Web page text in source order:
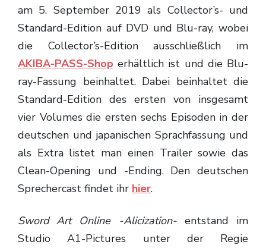
am 5. September 2019 als Collector’s- und
Standard-Edition auf DVD und Blu-ray, wobei
die Collector’s-Edition ausschließlich im
AKIBA-PASS-Shop erhältlich ist und die Blu-
ray-Fassung beinhaltet. Dabei beinhaltet die
Standard-Edition des ersten von insgesamt
vier Volumes die ersten sechs Episoden in der
deutschen und japanischen Sprachfassung und
als Extra listet man einen Trailer sowie das
Clean-Opening und -Ending. Den deutschen
Sprechercast findet ihr hier.
Sword Art Online -Alicization- entstand im
Studio A1-Pictures unter der Regie